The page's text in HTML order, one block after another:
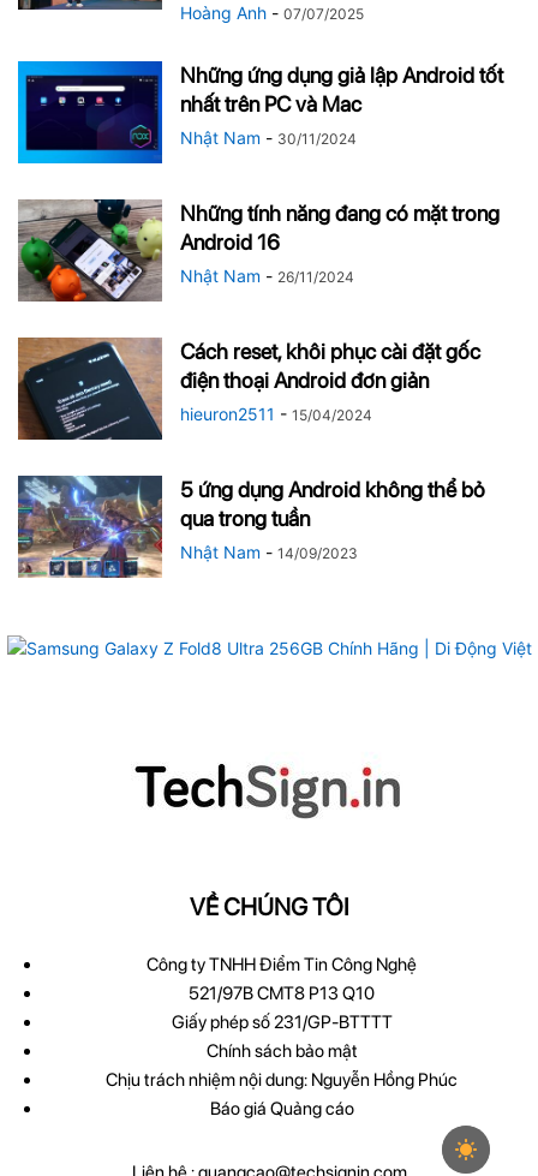
Hoàng Anh - 07/07/2025
Những ứng dụng giả lập Android tốt
nhất trên PC và Mac
Nhật Nam - 30/11/2024
Những tính năng đang có mặt trong
Android 16
Nhật Nam - 26/11/2024
Cách reset, khôi phục cài đặt gốc
điện thoại Android đơn giản
hieuron2511 - 15/04/2024
5 ứng dụng Android không thể bỏ
qua trong tuần
Nhật Nam - 14/09/2023
VỀ CHÚNG TÔI
Công ty TNHH Điểm Tin Công Nghệ
521/97B CMT8 P13 Q10
Giấy phép số 231/GP-BTTTT
Chính sách bảo mật
Chịu trách nhiệm nội dung: Nguyễn Hồng Phúc
Báo giá Quảng cáo